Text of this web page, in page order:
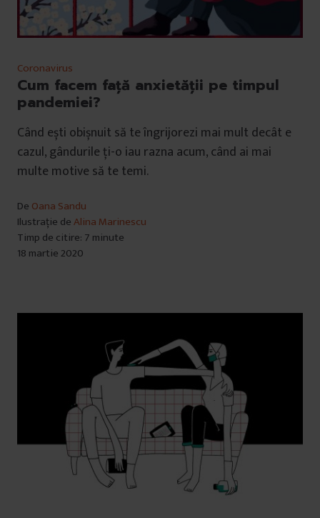
Coronavirus
Cum facem față anxietății pe timpul
pandemiei?
Când ești obișnuit să te îngrijorezi mai mult decât e
cazul, gândurile ți-o iau razna acum, când ai mai
multe motive să te temi.
De Oana Sandu
Ilustrație deAlina Marinescu
Timp de citire: 7 minute
18 martie 2020